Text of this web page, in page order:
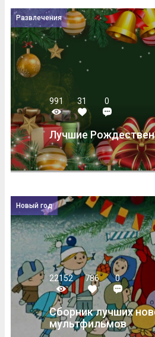
Развлечения
991 31 0
Лучшие
Новый год
22152 786 0
Сборник лучших
мультфильмов